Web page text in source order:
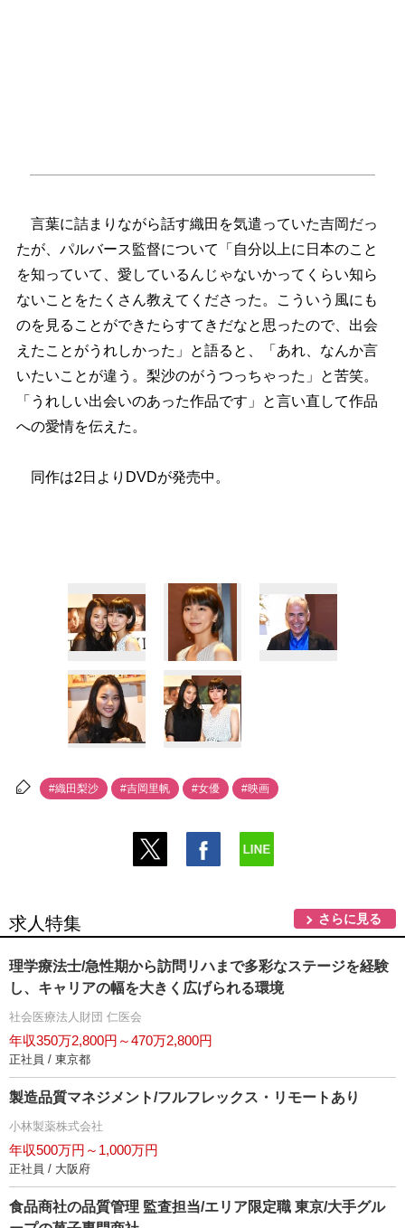
言葉に詰まりながら話す織田を気遣っていた吉岡だっ
たが、パルバース監督について「自分以上に日本のこと
を知っていて、愛しているんじゃないかってくらい知ら
ないことをたくさん教えてくださった。こういう風にも
のを見ることができたらすてきだなと思ったので、出会
えたことがうれしかった」と語ると、「あれ、なんか言
いたいことが違う。梨沙のがうつっちゃった」と苦笑。
「うれしい出会いのあった作品です」と言い直して作品
への愛情を伝えた。
同作は2日よりDVDが発売中。
#織田梨沙 #吉岡里帆 #女優 #映画
求人特集 さらに見る
理学療法士/急性期から訪問リハまで多彩なステージを経験
し、キャリアの幅を大きく広げられる環境
社会医療法人財団 仁医会
年収350万2,800円～470万2,800円
正社員 / 東京都
製造品質マネジメント/フルフレックス・リモートあり
小林製薬株式会社
年収500万円～1,000万円
正社員 / 大阪府
食品商社の品質管理 監査担当/エリア限定職 東京/大手グル